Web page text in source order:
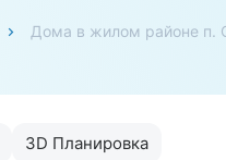
Дома в жилом районе п.
3D Планировка